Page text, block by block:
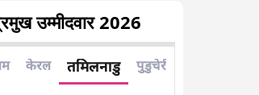
उम्मीदवार 2026